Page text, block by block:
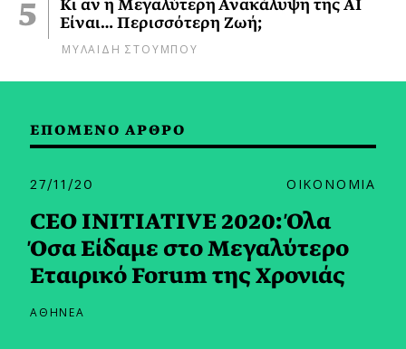
Κι αν η Μεγαλύτερη Ανακάλυψη της AI
Είναι… Περισσότερη Ζωή;
ΜΥΛΑΙΔΗ ΣΤΟΥΜΠΟΥ
ΕΠΟΜΕΝΟ ΑΡΘΡΟ
27/11/20 ΟΙΚΟΝΟΜΙΑ
CEO INITIATIVE 2020: Όλα
Όσα Είδαμε στο Μεγαλύτερο
Εταιρικό Forum της Χρονιάς
ΑΘΗΝΕΑ